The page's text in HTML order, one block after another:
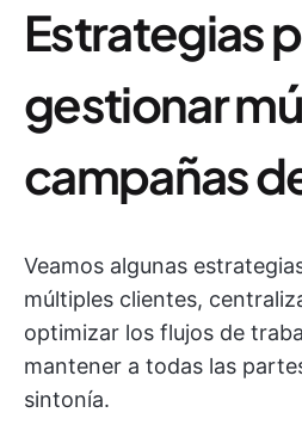
Estrategias
gestionar
campañas
Veamos algunas
múltiples clientes,
optimizar los flujos de
mantener a todas las
sintonía.